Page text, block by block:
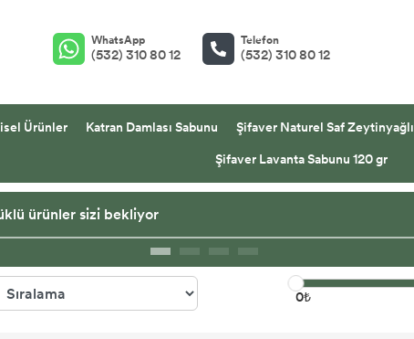
WhatsApp
(532) 310 80 12
Telefon
(532) 310 80 12
Ürünler Katran Damlası Sabunu Şifaver Naturel Saf Zeytinyağlı
Şifaver Lavanta Sabunu 120 gr
ürünler sizi bekliyor
0₺